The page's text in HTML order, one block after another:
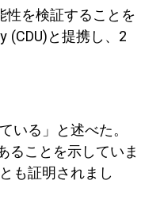
性を検証することを
(CDU)と提携し、2
いる」と述べた。
ることを示していま
も証明されまし